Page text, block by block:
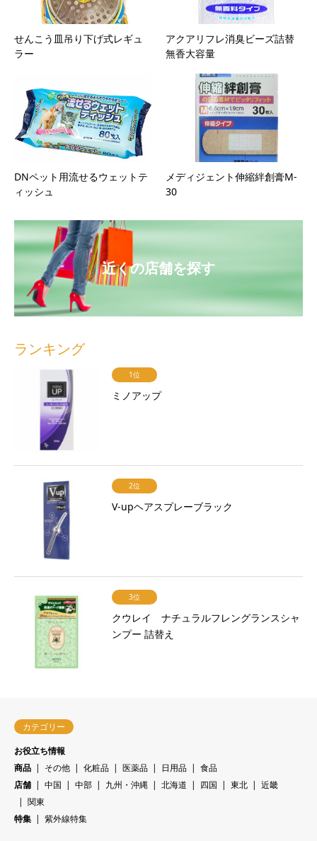
せんこう皿吊り下げ式レギュ
ラー
アクアリフレ消臭ビーズ詰替
無香大容量
DNペット用流せるウェットテ
ィッシュ
メディジェント伸縮絆創膏M-
30
近くの店舗を探す
ランキング
1位
ミノアップ
2位
V-upヘアスプレーブラック
3位
クウレイ ナチュラルフレングランスシャ
ンプー 詰替え
カテゴリー
お役立ち情報
商品
その他 化粧品 医薬品 日用品
食品
店舗
中国 中部 九州・沖縄 北海道 四国 東北
近畿
関東
特集
紫外線特集